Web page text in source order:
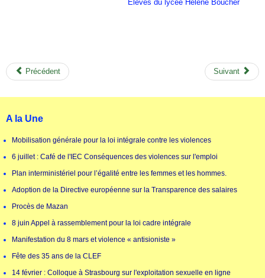
Elèves du lycée Hélène Boucher
Précédent Suivant
A la Une
Mobilisation générale pour la loi intégrale contre les violences
6 juillet : Café de l'IEC Conséquences des violences sur l'emploi
Plan interministériel pour l’égalité entre les femmes et les hommes.
Adoption de la Directive européenne sur la Transparence des salaires
Procès de Mazan
8 juin Appel à rassemblement pour la loi cadre intégrale
Manifestation du 8 mars et violence « antisioniste »
Fête des 35 ans de la CLEF
14 février : Colloque à Strasbourg sur l'exploitation sexuelle en ligne